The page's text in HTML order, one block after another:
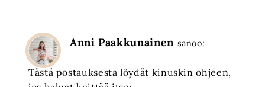
Anni Paakkunainen sanoo:
Tästä postauksesta löydät kinuskin ohjeen,